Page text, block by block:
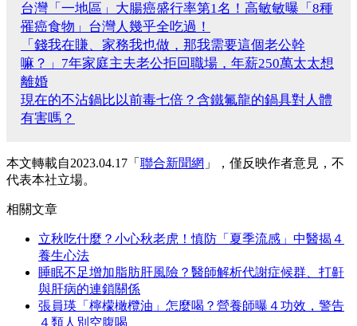
台灣「一地區」大腸癌盛行率第1名！高敏敏曝「8種
罹癌食物」台灣人幾乎全吃過！
「錢我在賺、家務我也做，那我需要這個老公幹
嘛？」7年家庭主夫老公拒回職場，年薪250萬太太想
離婚
現在的不沾鍋比以前毒七倍？含鐵氟龍的鍋具對人體
有害嗎？
本文轉載自2023.04.17「 聯合新聞網 」，僅反映作者意見，不
代表本社立場。
相關文章
立秋吃什麼？小心秋老虎！慎防「夏季流感」中醫揭４
養生心法
睡眠不足增加脂肪肝風險？醫師解析代謝症候群、打鼾
與肝病的連鎖關係
張員瑛「檸檬橄欖油」怎麼喝？營養師曝４功效，警告
４類人別空腹喝